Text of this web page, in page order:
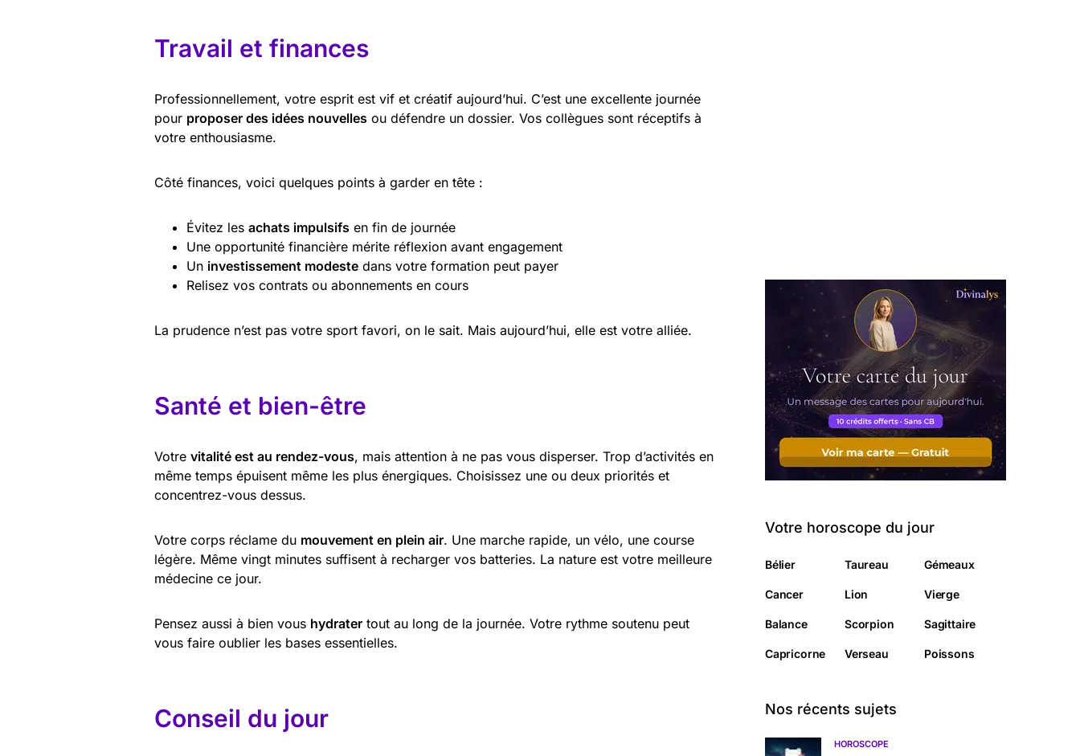
Travail et finances
Professionnellement, votre esprit est vif et créatif aujourd’hui. C’est une excellente journée
pour proposer des idées nouvelles ou défendre un dossier. Vos collègues sont réceptifs à
votre enthousiasme.
Côté finances, voici quelques points à garder en tête :
Évitez les achats impulsifs en fin de journée
Une opportunité financière mérite réflexion avant engagement
Un investissement modeste dans votre formation peut payer
Relisez vos contrats ou abonnements en cours
La prudence n’est pas votre sport favori, on le sait. Mais aujourd’hui, elle est votre alliée.
Santé et bien-être
Votre vitalité est au rendez-vous, mais attention à ne pas vous disperser. Trop d’activités en
même temps épuisent même les plus énergiques. Choisissez une ou deux priorités et
concentrez-vous dessus.
Votre corps réclame du mouvement en plein air. Une marche rapide, un vélo, une course
légère. Même vingt minutes suffisent à recharger vos batteries. La nature est votre meilleure
médecine ce jour.
Pensez aussi à bien vous hydrater tout au long de la journée. Votre rythme soutenu peut
vous faire oublier les bases essentielles.
Conseil du jour
Votre horoscope du jour
Bélier Taureau Gémeaux
Cancer Lion Vierge
Balance Scorpion Sagittaire
Capricorne Verseau Poissons
Nos récents sujets
HOROSCOPE